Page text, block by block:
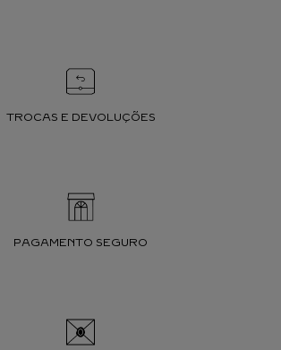
TROCAS E DEVOLUÇÕES
PAGAMENTO SEGURO